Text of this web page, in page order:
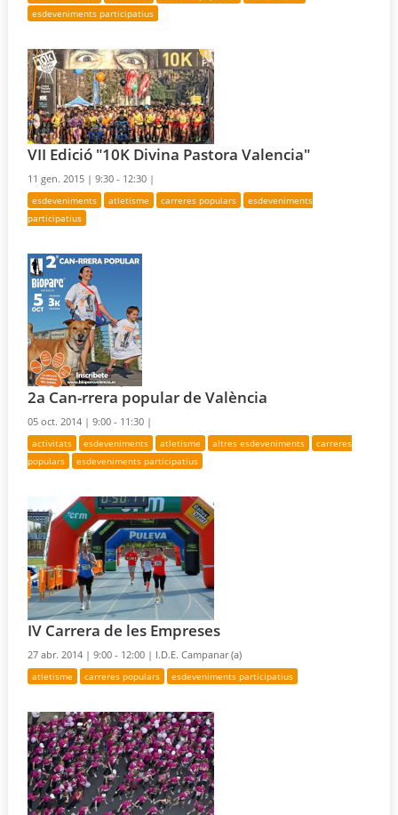
esdeveniments participatius
VII Edició "10K Divina Pastora Valencia"
11 gen. 2015 |9:30 - 12:30 |
esdeveniments atletisme carreres populars
esdeveniments
participatius
2a Can-rrera popular de València
05 oct. 2014 |9:00 - 11:30 |
activitats esdeveniments atletisme altres esdeveniments
carreres
populars
esdeveniments participatius
IV Carrera de les Empreses
27 abr. 2014 |9:00 - 12:00 | I.D.E. Campanar (a)
atletisme carreres populars esdeveniments participatius